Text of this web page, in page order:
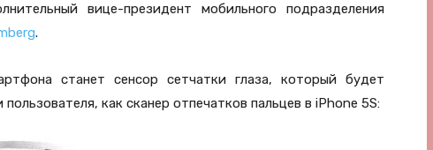
вице-президент мобильного подразделения
.
станет сенсор сетчатки глаза, который будет
как сканер отпечатков пальцев в iPhone 5S: